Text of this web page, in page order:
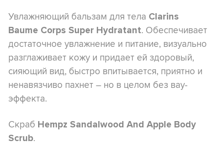
Увлажняющий бальзам для тела Clarins
Baume Corps Super Hydratant. Обеспечивает
достаточное увлажнение и питание, визуально
разглаживает кожу и придает ей здоровый,
сияющий вид, быстро впитывается, приятно и
ненавязчиво пахнет – но в целом без вау-
эффекта.
Скраб Hempz Sandalwood And Apple Body
Scrub.